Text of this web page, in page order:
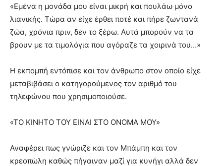
«Εμένα η μονάδα μου είναι μικρή και πουλάω μόνο
λιανικής. Τώρα αν είχε έρθει ποτέ και πήρε ζωντανά
ζώα, χρόνια πριν, δεν το ξέρω. Αυτά μπορούν να τα
βρουν με τα τιμολόγια που αγόραζε τα χοιρινά του…»
Η εκπομπή εντόπισε και τον άνθρωπο στον οποίο είχε
μεταβιβάσει ο κατηγορούμενος τον αριθμό του
τηλεφώνου που χρησιμοποιούσε.
«ΤΟ ΚΙΝΗΤΟ ΤΟΥ ΕΙΝΑΙ ΣΤΟ ΟΝΟΜΑ ΜΟΥ»
Αναφέρει πως γνώριζε και τον Μπάμπη και τον
κρεοπώλη καθώς πήγαιναν μαζί για κυνήγι αλλά δεν